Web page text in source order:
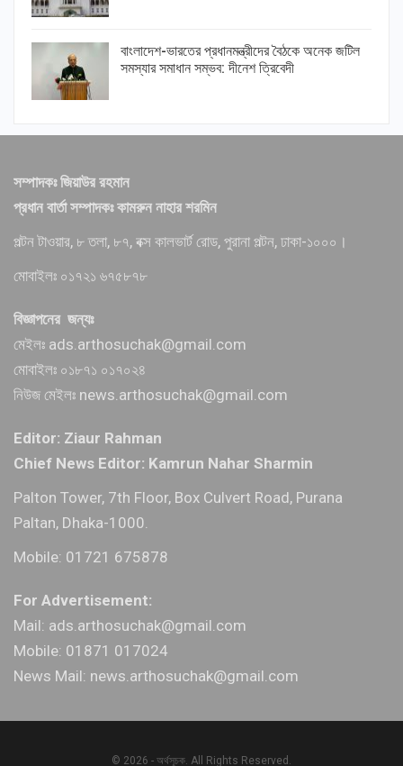
বাংলাদেশ-ভারতের প্রধানমন্ত্রীদের বৈঠকে অনেক জটিল
সমস্যার সমাধান সম্ভব: দীনেশ ত্রিবেদী
সম্পাদকঃ জিয়াউর রহমান
প্রধান বার্তা সম্পাদকঃ কামরুন নাহার শরমিন
পল্টন টাওয়ার, ৮ তলা, ৮৭, বক্স কালভার্ট রোড, পুরানা পল্টন, ঢাকা-১০০০।
মোবাইলঃ ০১৭২১ ৬৭৫৮৭৮
বিজ্ঞাপনের জন্যঃ
মেইলঃ ads.arthosuchak@gmail.com
মোবাইলঃ ০১৮৭১ ০১৭০২৪
নিউজ মেইলঃ news.arthosuchak@gmail.com
Editor: Ziaur Rahman
Chief News Editor: Kamrun Nahar Sharmin
Palton Tower, 7th Floor, Box Culvert Road, Purana
Paltan, Dhaka-1000.
Mobile: 01721 675878
For Advertisement:
Mail: ads.arthosuchak@gmail.com
Mobile: 01871 017024
News Mail: news.arthosuchak@gmail.com
© 2026 - অর্থসূচক. All Rights Reserved.